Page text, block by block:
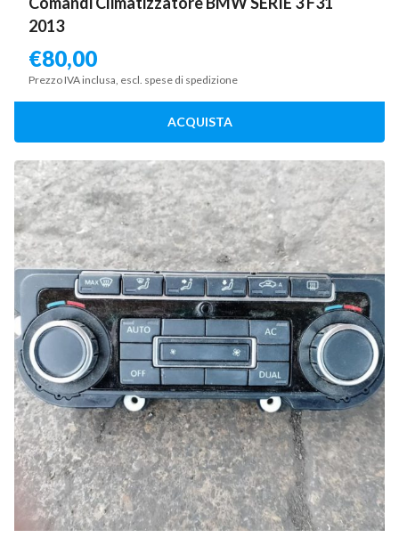
2013
€80,00
Prezzo IVA inclusa, escl. spese di spedizione
ACQUISTA